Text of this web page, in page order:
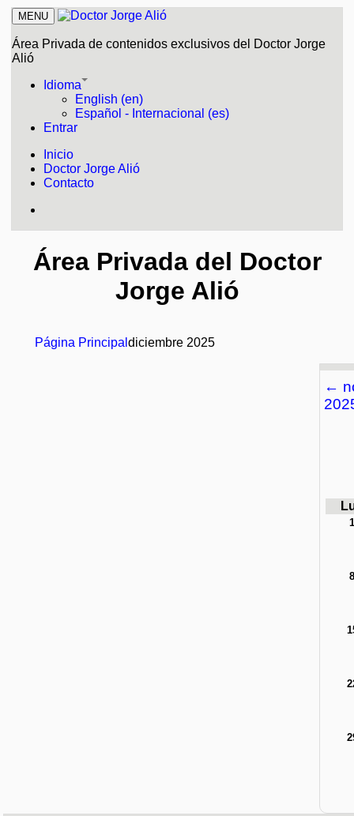
MENU
Área Privada de contenidos exclusivos del Doctor Jorge
Alió
Idioma
English (en)
Español - Internacional (es)
Entrar
Inicio
Doctor Jorge Alió
Contacto
Área Privada del Doctor
Jorge Alió
Página Principal diciembre 2025
←
1
8